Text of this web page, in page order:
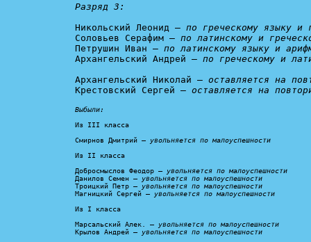
Разряд 3:
Никольский Леонид – по греческому языку и
Соловьев Серафим – по латинскому и
Петрушин Иван – по латинскому языку и
Архангельский Андрей – по греческому и
Архангельский Николай – оставляется на
Крестовский Сергей – оставляется на
Выбыли:
Из III класса
Смирнов Дмитрий – увольняется по малоуспешности
Из II класса
Добросмыслов Феодор – увольняется по малоуспешности
Данилов Семен – увольняется по малоуспешности
Троицкий Петр – увольняется по малоуспешности
Магницкий Сергей – увольняется по малоуспешности
Из I класса
Марсальский Алек. – увольняется по малоуспешности
Крылов Андрей – увольняется по малоуспешности